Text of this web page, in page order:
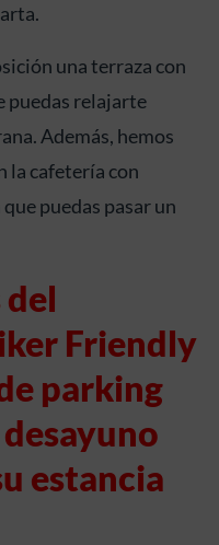
una terraza con
puedas relajarte
Además, hemos
la cafetería con
puedas pasar un
del
Friendly
parking
estancia